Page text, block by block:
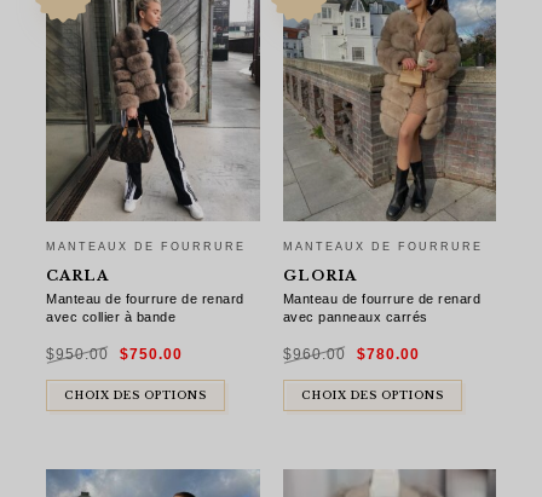
MANTEAUX DE FOURRURE
CARLA
Manteau de fourrure de renard
avec collier à bande
$950.00
Le
prix
était :
$950.00.
$750.00
est :
$750.00.
CHOIX DES OPTIONS
MANTEAUX DE FOURRURE
GLORIA
Manteau de fourrure de renard
avec panneaux carrés
$960.00
Le
prix
était :
$960.00.
$780.00prix
est :
$780.00.
CHOIX DES OPTIONS